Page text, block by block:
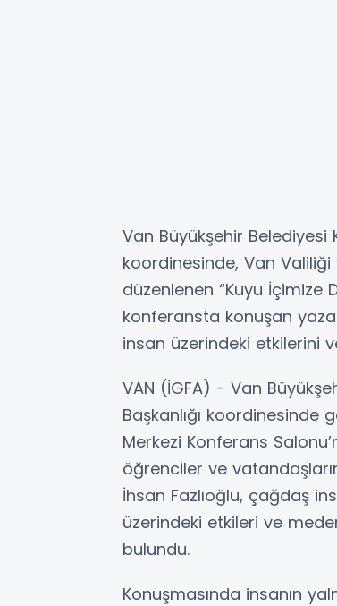
Van Büyükşehir Belediyesi
koordinesinde, Van Valiliği
düzenlenen “Kuyu İçimize
konferansta konuşan
insan üzerindeki etkilerini
VAN (İGFA) - Van
Başkanlığı koordinesinde
Merkezi Konferans
öğrenciler ve
İhsan Fazlıoğlu, çağdaş
üzerindeki etkileri ve
bulundu.
Konuşmasında insanın